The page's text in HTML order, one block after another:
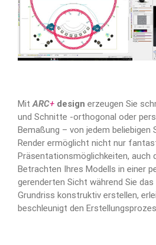
MitARC+ design erzeugen Sie
und Schnitte -orthogonal oder
Bemaßung – von jedem beliebigen
Render ermöglicht nicht nur
Präsentationsmöglichkeiten, auch
Betrachten Ihres Modells in einer
gerenderten Sicht während Sie das
Grundriss konstruktiv erstellen,
beschleunigt den